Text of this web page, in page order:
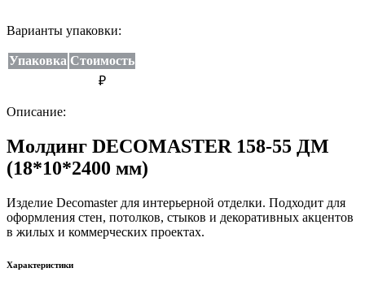
Варианты упаковки:
Упаковка Стоимость
₽
Описание:
Молдинг DECOMASTER 158-55 ДМ
(18*10*2400 мм)
Изделие Decomaster для интерьерной отделки. Подходит для
оформления стен, потолков, стыков и декоративных акцентов
в жилых и коммерческих проектах.
Характеристики